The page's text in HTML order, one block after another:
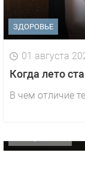
ЗДОРОВЬЕ
01 августа
Когда лето
В чем отличие
«Звезда»